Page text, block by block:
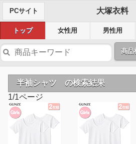
PCサイト 大塚衣料
トップ 女性用 男性用
商品
半袖シャツ の検索結果
1/1ページ